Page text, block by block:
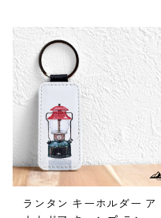
ランタン キーホルダー ア